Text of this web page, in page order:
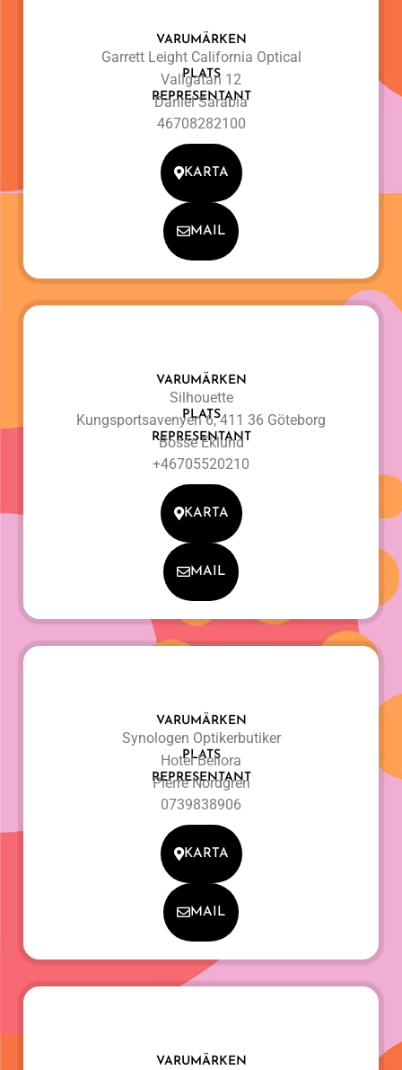
VARUMÄRKEN
Garrett Leight California Optical
PLATS
Vallgatan 12
REPRESENTANT
Daniel Sarabia
46708282100
KARTA
MAIL
VARUMÄRKEN
Silhouette
PLATS
Kungsportsavenyen 6, 411 36 Göteborg
REPRESENTANT
Bosse Eklund
+46705520210
KARTA
MAIL
VARUMÄRKEN
Synologen Optikerbutiker
PLATS
Hotel Bellora
REPRESENTANT
Pierre Nordgren
0739838906
KARTA
MAIL
VARUMÄRKEN